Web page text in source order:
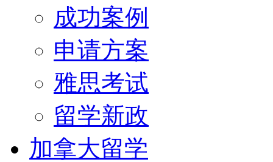
成功案例
申请方案
雅思考试
留学新政
加拿大留学